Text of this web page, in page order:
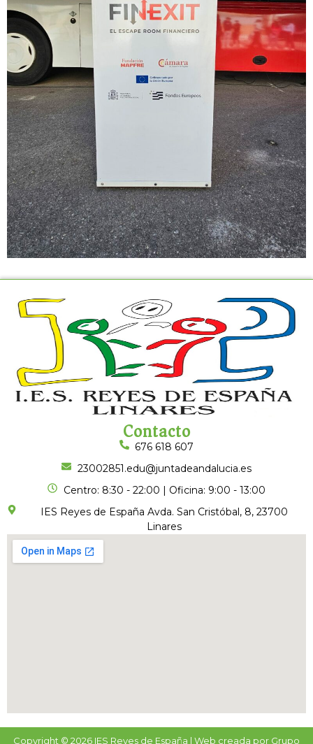
Contacto
676 618 607
23002851.edu@juntadeandalucia.es
Centro: 8:30 - 22:00 | Oficina: 9:00 - 13:00
IES Reyes de España Avda. San Cristóbal, 8, 23700
Linares
Copyright © 2026 IES Reyes de España | Web creada por Grupo